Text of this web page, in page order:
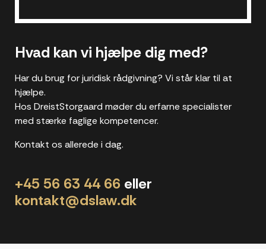
Hvad kan vi hjælpe dig med?
Har du brug for juridisk rådgivning? Vi står klar til at
hjælpe.
Hos DreistStorgaard møder du erfarne specialister
med stærke faglige kompetencer.
Kontakt os allerede i dag.
+45 56 63 44 66 eller
kontakt@dslaw.dk